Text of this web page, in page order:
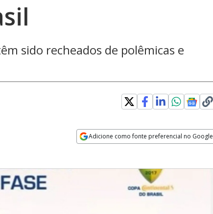
sido recheados de polêmicas e
Adicione como fonte preferencial no Google